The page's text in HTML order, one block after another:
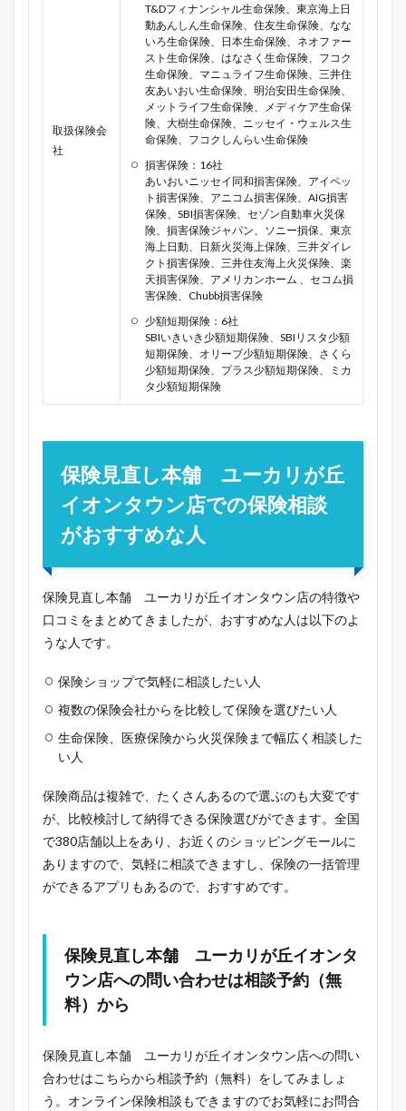
取扱保険会
社
T&Dフィナンシャル生命保険、東京海上日
動あんしん生命保険、住友生命保険、なな
いろ生命保険、日本生命保険、ネオファー
スト生命保険、はなさく生命保険、フコク
生命保険、マニュライフ生命保険、三井住
友あいおい生命保険、明治安田生命保険、
メットライフ生命保険、メディケア生命保
険、大樹生命保険、ニッセイ・ウェルス生
命保険、フコクしんらい生命保険
損害保険：16社
あいおいニッセイ同和損害保険、アイペッ
ト損害保険、アニコム損害保険、AIG損害
保険、SBI損害保険、セゾン自動車火災保
険、損害保険ジャパン、ソニー損保、東京
海上日動、日新火災海上保険、三井ダイレ
クト損害保険、三井住友海上火災保険、楽
天損害保険、アメリカンホーム 、セコム損
害保険、Chubb損害保険
少額短期保険：6社
SBIいきいき少額短期保険、SBIリスタ少額
短期保険、オリーブ少額短期保険、さくら
少額短期保険、プラス少額短期保険、ミカ
タ少額短期保険
保険見直し本舗 ユーカリが丘
イオンタウン店での保険相談
がおすすめな人
保険見直し本舗 ユーカリが丘イオンタウン店の特徴や
口コミをまとめてきましたが、おすすめな人は以下のよ
うな人です。
保険ショップで気軽に相談したい人
複数の保険会社からを比較して保険を選びたい人
生命保険、医療保険から火災保険まで幅広く相談した
い人
保険商品は複雑で、たくさんあるので選ぶのも大変です
が、比較検討して納得できる保険選びができます。全国
で380店舗以上をあり、お近くのショッピングモールに
ありますので、気軽に相談できますし、保険の一括管理
ができるアプリもあるので、おすすめです。
保険見直し本舗 ユーカリが丘イオンタ
ウン店への問い合わせは相談予約（無
料）から
保険見直し本舗 ユーカリが丘イオンタウン店への問い
合わせはこちらから相談予約（無料）をしてみましょ
う。オンライン保険相談もできますのでお気軽にお問合